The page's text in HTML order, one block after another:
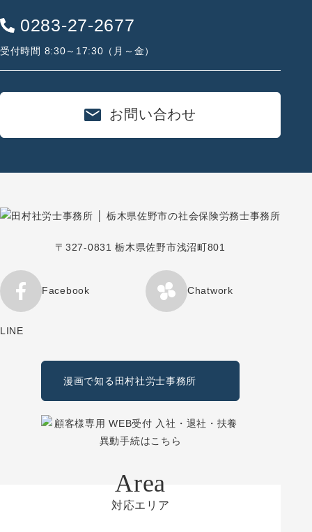
0283-27-2677
受付時間 8:30～17:30（月～金）
お問い合わせ
〒327-0831 栃木県佐野市浅沼町801
Facebook Chatwork
LINE
漫画で知る田村社労士事務所
対応エリア